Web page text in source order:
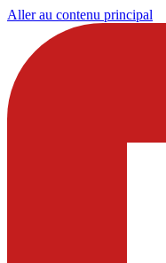
Aller au contenu principal